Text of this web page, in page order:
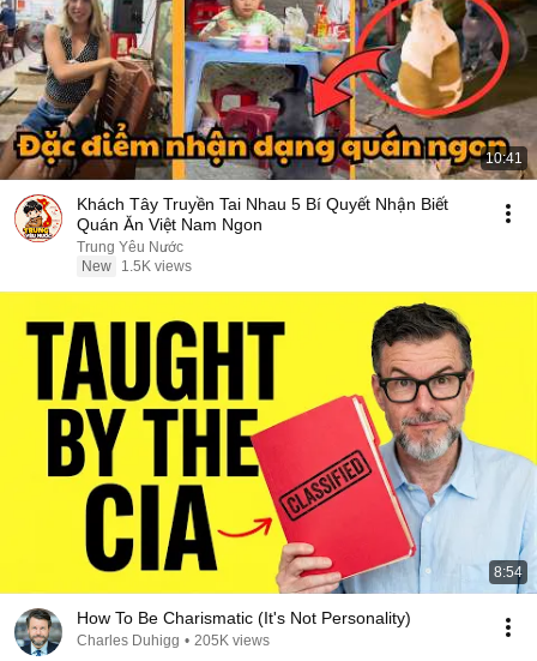
10:41
Khách Tây Truyền Tai Nhau 5 Bí Quyết Nhận Biết
Quán Ăn Việt Nam Ngon
Trung Yêu Nước
New
1.5K views
8:54
How To Be Charismatic (It's Not Personality)
Charles Duhigg • 205K views